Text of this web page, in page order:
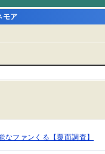
モア
なファンくる【覆面調査】